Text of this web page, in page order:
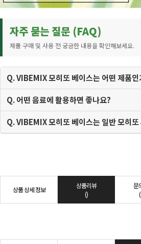
자주 묻는 질문 (FAQ)
제품 구매 및 사용 전 궁금한 내용을 확인해보세요.
Q. VIBEMIX 모히또 베이스는 어떤 제품인
Q. 어떤 음료에 활용하면 좋나요?
Q. VIBEMIX 모히또 베이스는 일반 모히
상품 상세 정보
상품리뷰
()
문